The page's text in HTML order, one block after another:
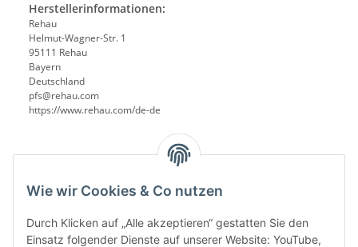
Wie wir Cookies & Co nutzen
Durch Klicken auf „Alle akzeptieren“ gestatten Sie den
Einsatz folgender Dienste auf unserer Website: YouTube,
Herstellerinformationen:
Rehau
Helmut-Wagner-Str. 1
95111 Rehau
Bayern
Deutschland
pfs@rehau.com
https://www.rehau.com/de-de